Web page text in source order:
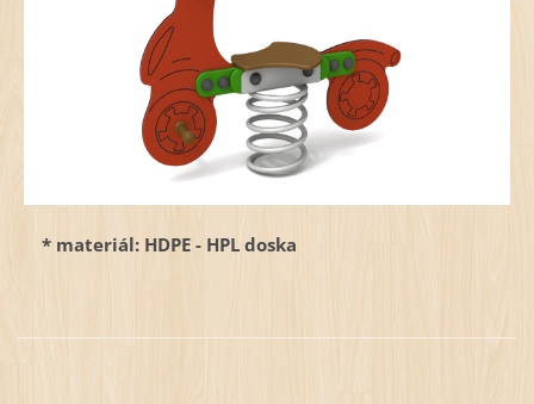
* materiál: HDPE - HPL doska